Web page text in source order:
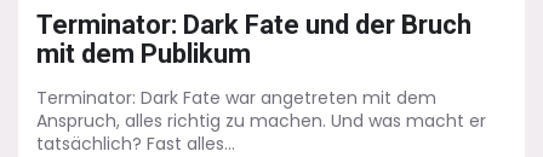
Terminator: Dark Fate und der Bruch
mit dem Publikum
Terminator: Dark Fate war angetreten mit dem
Anspruch, alles richtig zu machen. Und was macht er
tatsächlich? Fast alles...